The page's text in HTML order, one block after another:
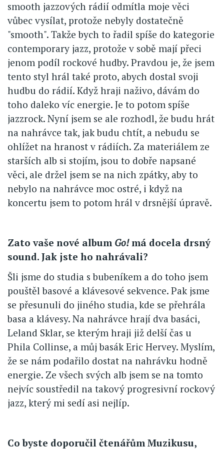
smooth jazzových rádií odmítla moje věci
vůbec vysílat, protože nebyly dostatečně
"smooth". Takže bych to řadil spíše do kategorie
contemporary jazz, protože v sobě mají přeci
jenom podíl rockové hudby. Pravdou je, že jsem
tento styl hrál také proto, abych dostal svoji
hudbu do rádií. Když hraji naživo, dávám do
toho daleko víc energie. Je to potom spíše
jazzrock. Nyní jsem se ale rozhodl, že budu hrát
na nahrávce tak, jak budu chtít, a nebudu se
ohlížet na hranost v rádiích. Za materiálem ze
starších alb si stojím, jsou to dobře napsané
věci, ale držel jsem se na nich zpátky, aby to
nebylo na nahrávce moc ostré, i když na
koncertu jsem to potom hrál v drsnější úpravě.
Zato vaše nové album Go!má docela drsný
sound. Jak jste ho nahrávali?
Šli jsme do studia s bubeníkem a do toho jsem
pouštěl basové a klávesové sekvence. Pak jsme
se přesunuli do jiného studia, kde se přehrála
basa a klávesy. Na nahrávce hrají dva basáci,
Leland Sklar, se kterým hraji již delší čas u
Phila Collinse, a můj basák Eric Hervey. Myslím,
že se nám podařilo dostat na nahrávku hodně
energie. Ze všech svých alb jsem se na tomto
nejvíc soustředil na takový progresivní rockový
jazz, který mi sedí asi nejlíp.
Co byste doporučil čtenářům Muzikusu,